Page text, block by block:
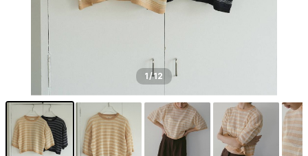
1/12